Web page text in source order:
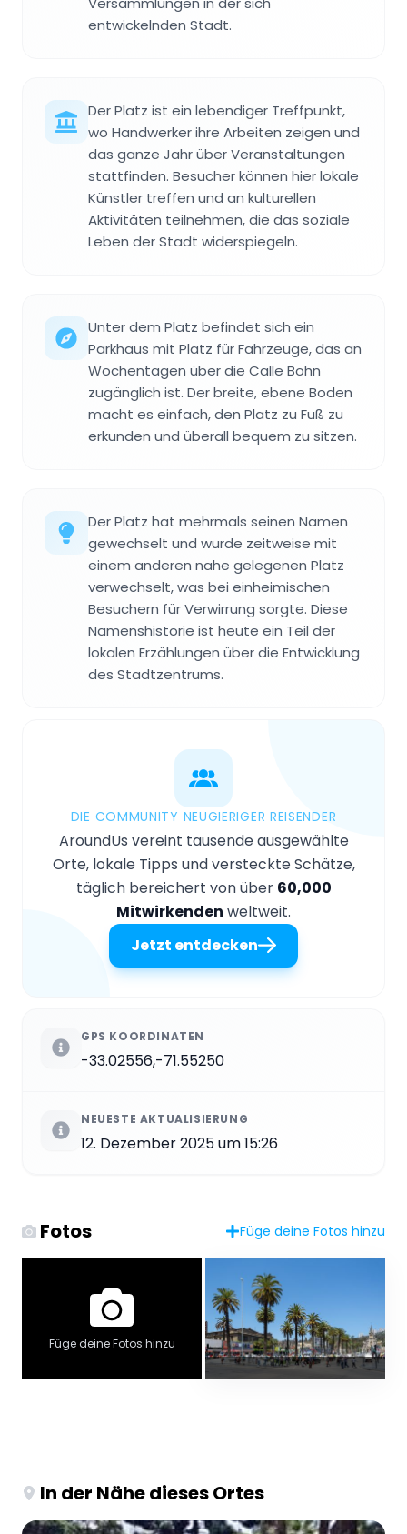
entwickelnden Stadt.
Der Platz ist ein lebendiger Treffpunkt,
wo Handwerker ihre Arbeiten zeigen und
das ganze Jahr über Veranstaltungen
stattfinden. Besucher können hier lokale
Künstler treffen und an kulturellen
Aktivitäten teilnehmen, die das soziale
Leben der Stadt widerspiegeln.
Unter dem Platz befindet sich ein
Parkhaus mit Platz für Fahrzeuge, das an
Wochentagen über die Calle Bohn
zugänglich ist. Der breite, ebene Boden
macht es einfach, den Platz zu Fuß zu
erkunden und überall bequem zu sitzen.
Der Platz hat mehrmals seinen Namen
gewechselt und wurde zeitweise mit
einem anderen nahe gelegenen Platz
verwechselt, was bei einheimischen
Besuchern für Verwirrung sorgte. Diese
Namenshistorie ist heute ein Teil der
lokalen Erzählungen über die Entwicklung
des Stadtzentrums.
DIE COMMUNITY NEUGIERIGER REISENDER
AroundUs vereint tausende ausgewählte
Orte, lokale Tipps und versteckte Schätze,
täglich bereichert von über 60,000
Mitwirkenden weltweit.
Jetzt entdecken
GPS KOORDINATEN
-33.02556,-71.55250
NEUESTE AKTUALISIERUNG
12. Dezember 2025 um 15:26
Fotos Füge deine Fotos hinzu
Füge deine Fotos hinzu
In der Nähe dieses Ortes